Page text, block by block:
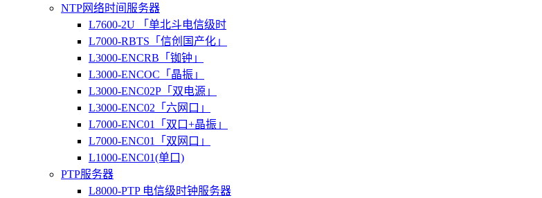
NTP网络时间服务器
L7600-2U 「单北斗电信级时
L7000-RBTS「信创国产化」
L3000-ENCRB「铷钟」
L3000-ENCOC「晶振」
L3000-ENC02P「双电源」
L3000-ENC02「六网口」
L7000-ENC01「双口+晶振」
L7000-ENC01「双网口」
L1000-ENC01(单口)
PTP服务器
L8000-PTP 电信级时钟服务器